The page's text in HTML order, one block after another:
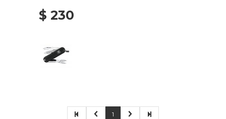
$ 230
1